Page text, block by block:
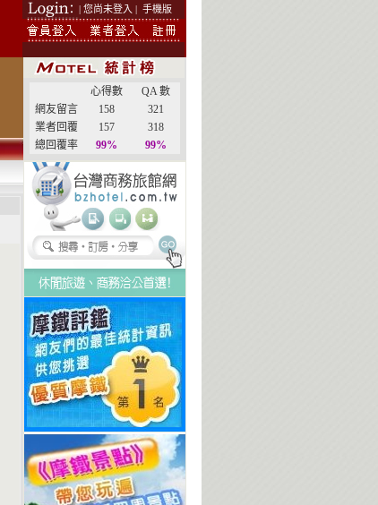
| 您尚未登入 | 手機版
心得數
QA 數
網友留言
158
321
業者回覆
157
318
總回覆率
99% 99%